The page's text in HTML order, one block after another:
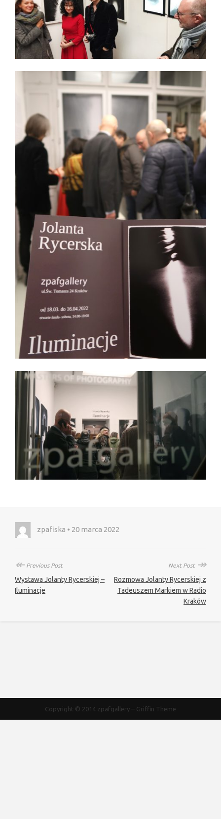
zpafiska • 20 marca 2022
↞Previous Post
Wystawa Jolanty Rycerskiej –
Iluminacje
Next Post ↠
Rozmowa Jolanty Rycerskiej z
Tadeuszem Markiem w Radio
Kraków
Copyright © 2014 zpafgallery – Griffin Theme